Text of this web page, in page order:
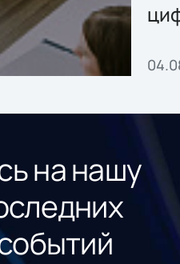
на нашу